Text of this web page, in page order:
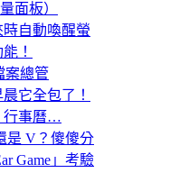
面板）
時自動喚醒螢
！
案總管
它全包了！
行事曆…
是 V？傻傻分
Game」考驗